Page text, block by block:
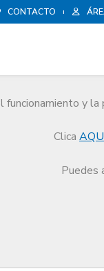
CONTACTO
y la
Clica
Puedes
Dr. Albert Jovell